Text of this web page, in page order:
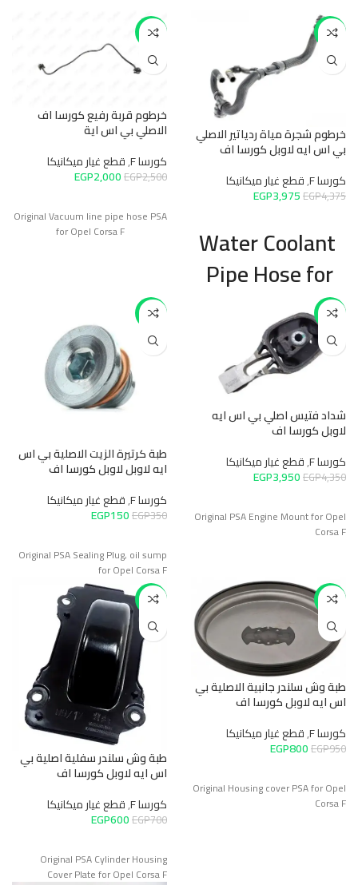
ORIGINAL
RADIATOR
HOSE PSA FOR
OPEL CORSA F
-9%
خرطوم شجرة مياة ردياتير الاصلي
بي اس ايه لاوبل كورسا اف
كورسا F ,قطع غيار ميكانيكا
EGP4,375
EGP3,975
Water Coolant
Pipe Hose for
Opel Corsa F
-20%
خرطوم قربة رفيع كورسا اف
الاصلي بي اس اية
كورسا F ,قطع غيار ميكانيكا
EGP2,500
EGP2,000
Original Vacuum line pipe hose PSA
for Opel Corsa F
-9%
شداد فتيس اصلي بي اس ايه
لاوبل كورسا اف
كورسا F ,قطع غيار ميكانيكا
EGP4,350
EGP3,950
Original PSA Engine Mount for Opel
Corsa F
-57%
طبة كرتيرة الزيت الاصلية بي اس
ايه لاوبل لاوبل كورسا اف
كورسا F ,قطع غيار ميكانيكا
EGP350
EGP150
Original PSA Sealing Plug, oil sump
for Opel Corsa F
-16%
طبة وش سلندر جانبية الاصلية بي
اس ايه لاوبل كورسا اف
كورسا F ,قطع غيار ميكانيكا
EGP950
EGP800
Original Housing cover PSA for Opel
Corsa F
-14%
طبة وش سلندر سفلية اصلية بي
اس ايه لاوبل كورسا اف
كورسا F ,قطع غيار ميكانيكا
EGP700
EGP600
Original PSA Cylinder Housing
Cover Plate for Opel Corsa F